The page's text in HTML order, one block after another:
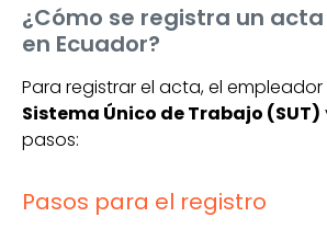
¿Cómo se registra un
en Ecuador?
Para registrar el acta, el
Sistema Único de Trabajo (SUT)
pasos:
Pasos para el registro